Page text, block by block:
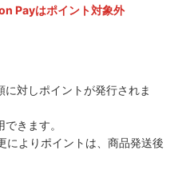
Payはポイント対象外
対しポイントが発行されま
きます。
よりポイントは、商品発送後